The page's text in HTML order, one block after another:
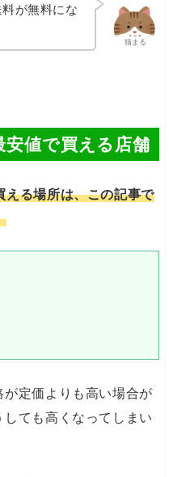
猫まる
が無料にな
値で買える店舗
える場所は、この記事で
定価よりも高い場合が
ても高くなってしまい